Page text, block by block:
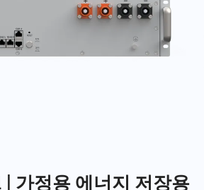
| 가정용 에너지 저장용